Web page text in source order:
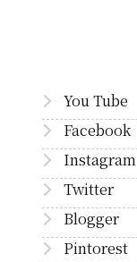
You Tube
Facebook
Instagram
Twitter
Blogger
Pintorest